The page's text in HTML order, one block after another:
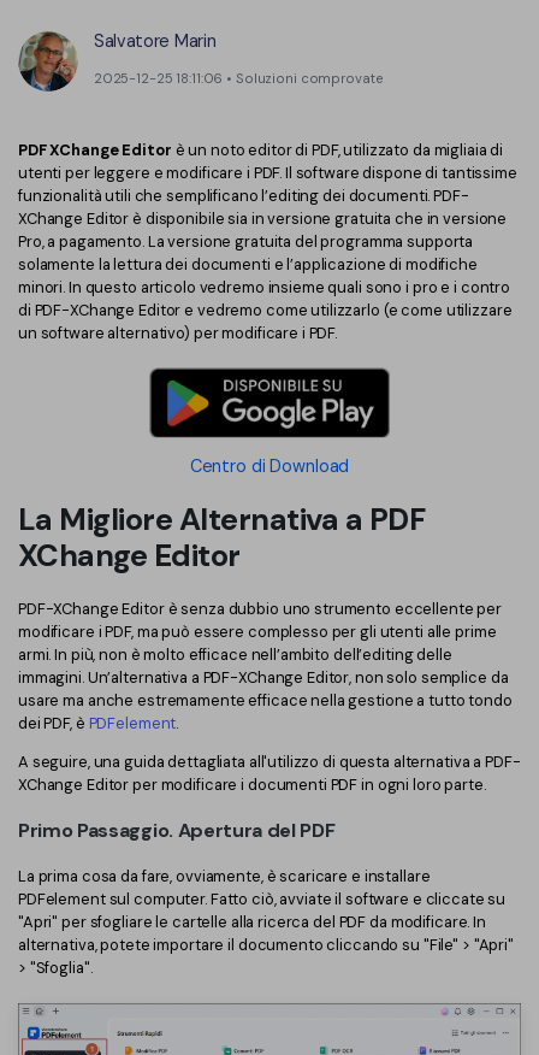
Online Gratis
Comprimere PDF
Unire PDF
Word in PDF
Altri Strumenti Online
Modifica PDF
Organizza PDF
Ritaglia PDF
Modulo PDF
Firma PDF
Batch PDF
Firma digitale certificata
Smart Redact PDF
Extrai dati PDF
Password PDF
Condividi PDF
AI per PDF
Chat con PDF
Riassunto PDF AI
Traduzione PDF AI
Controllo grammatica AI
Chat con immagine
Rilevatore di contenuti AI
Esegui OCR su PDF
APP PDF
PDF editor per Mac
Comprimere PDF
Tutti Gli Argomenti
Soluzioni PDF per
Educazione
Servizio IT
Sanità
Finanza
Governo
Pubblicazione
Freelancer
Recensioni e premi
Confronto dei software PDF
Guida utente
PDFelement per Mac
Salvatore Marin
2025-12-25 18:11:06 • Soluzioni comprovate
PDF XChange Editor è un noto editor di PDF, utilizzato da migliaia di
utenti per leggere e modificare i PDF. Il software dispone di tantissime
funzionalità utili che semplificano l’editing dei documenti. PDF-
XChange Editor è disponibile sia in versione gratuita che in versione
Pro, a pagamento. La versione gratuita del programma supporta
solamente la lettura dei documenti e l’applicazione di modifiche
minori. In questo articolo vedremo insieme quali sono i pro e i contro
di PDF-XChange Editor e vedremo come utilizzarlo (e come utilizzare
un software alternativo) per modificare i PDF.
Centro di Download
La Migliore Alternativa a PDF
XChange Editor
PDF-XChange Editor è senza dubbio uno strumento eccellente per
modificare i PDF, ma può essere complesso per gli utenti alle prime
armi. In più, non è molto efficace nell’ambito dell’editing delle
immagini. Un’alternativa a PDF-XChange Editor, non solo semplice da
usare ma anche estremamente efficace nella gestione a tutto tondo
dei PDF, è PDFelement.
A seguire, una guida dettagliata all'utilizzo di questa alternativa a PDF-
XChange Editor per modificare i documenti PDF in ogni loro parte.
Primo Passaggio. Apertura del PDF
La prima cosa da fare, ovviamente, è scaricare e installare
PDFelement sul computer. Fatto ciò, avviate il software e cliccate su
"Apri" per sfogliare le cartelle alla ricerca del PDF da modificare. In
alternativa, potete importare il documento cliccando su "File" > "Apri"
> "Sfoglia".